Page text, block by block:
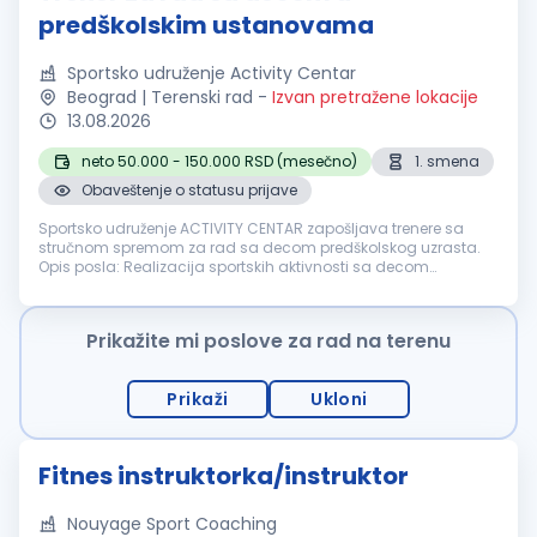
predškolskim ustanovama
Sportsko udruženje Activity Centar
Beograd | Terenski rad - Izvan pretražene lokacije
13.08.2026
neto 50.000 - 150.000 RSD (mesečno)
1. smena
Obaveštenje o statusu prijave
Sportsko udruženje ACTIVITY CENTAR zapošljava trenere sa
stručnom spremom za rad sa decom predškolskog uzrasta.
Opis posla: Realizacija sportskih aktivnosti sa decom
animaciju i igru u okviru p...
Prikažite mi poslove za rad na terenu
Prikaži Ukloni
Fitnes instruktorka/instruktor
Nouyage Sport Coaching